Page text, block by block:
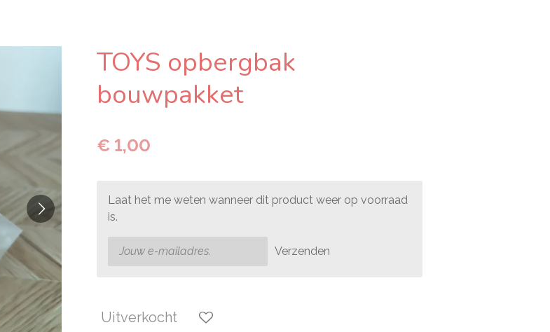
TOYS opbergbak
bouwpakket
€ 1,00
Laat het me weten wanneer dit product weer op voorraad
is.
Verzenden
Uitverkocht